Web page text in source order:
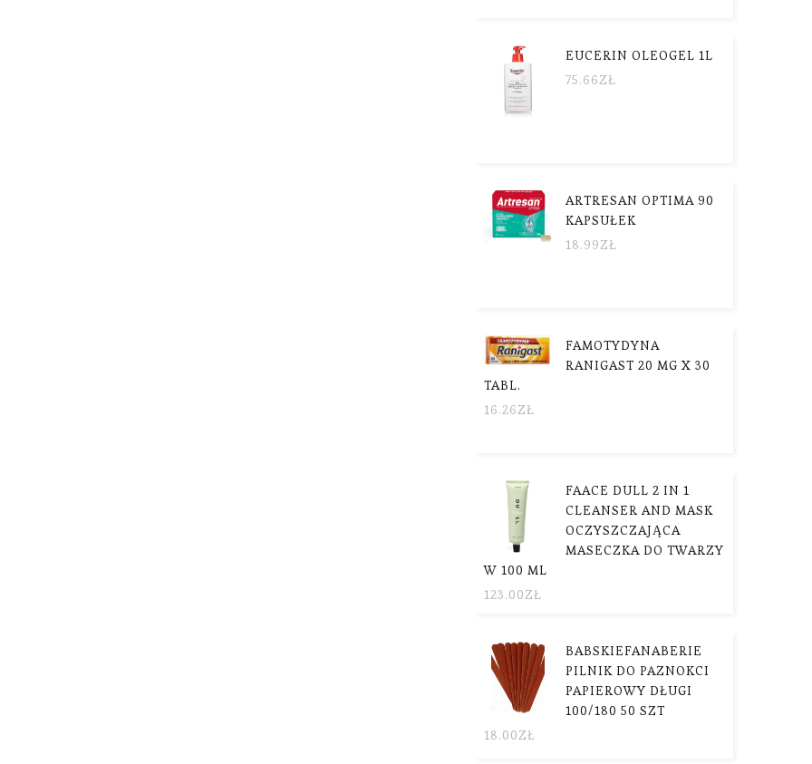
EUCERIN OLEOGEL 1L
75.66ZŁ
ARTRESAN OPTIMA 90
KAPSUŁEK
18.99ZŁ
FAMOTYDYNA
RANIGAST 20 MG X 30
TABL.
16.26ZŁ
FAACE DULL 2 IN 1
CLEANSER AND MASK
OCZYSZCZAJĄCA
MASECZKA DO TWARZY
W 100 ML
123.00ZŁ
BABSKIEFANABERIE
PILNIK DO PAZNOKCI
PAPIEROWY DŁUGI
100/180 50 SZT
18.00ZŁ